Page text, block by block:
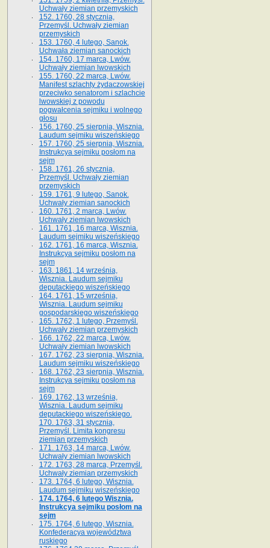
Uchwały ziemian przemyskich
152. 1760, 28 stycznia,
Przemyśl. Uchwały ziemian
przemyskich
153. 1760, 4 lutego, Sanok.
Uchwała ziemian sanockich
154. 1760, 17 marca, Lwów.
Uchwały ziemian lwowskich
155. 1760, 22 marca, Lwów.
Manifest szlachty żydaczowskiej
przeciwko senatorom i szlachcie
lwowskiej z po­wodu
pogwałcenia sejmiku i wolnego
głosu
156. 1760, 25 sierpnia, Wisznia.
Laudum sejmiku wiszeńskiego
157. 1760, 25 sierpnia, Wisznia.
Instrukcya sejmiku posłom na
sejm
158. 1761, 26 stycznia,
Przemyśl. Uchwały ziemian
przemyskich
159. 1761, 9 lutego, Sanok.
Uchwały ziemian sanockich
160. 1761, 2 marca, Lwów.
Uchwały ziemian lwowskich
161. 1761, 16 marca, Wisznia.
Laudum sejmiku wiszeńskiego
162. 1761, 16 marca, Wisznia.
Instrukcya sejmiku posłom na
sejm
163. 1861, 14 września,
Wisznia. Laudum sejmiku
deputackiego wiszeńskiego
164. 1761, 15 września,
Wisznia. Laudum sejmiku
gospodarskiego wiszeńskiego
165. 1762, 1 lutego, Przemyśl.
Uchwały ziemian przemyskich
166. 1762, 22 marca, Lwów.
Uchwały ziemian lwowskich
167. 1762, 23 sierpnia, Wisznia.
Laudum sejmiku wiszeńskiego
168. 1762, 23 sierpnia, Wisznia.
Instrukcya sejmiku posłom na
sejm
169. 1762, 13 września,
Wisznia. Laudum sejmiku
deputackiego wiszeńskiego.
170. 1763, 31 stycznia,
Przemyśl. Limita kongresu
ziemian przemyskich
171. 1763, 14 marca, Lwów.
Uchwały ziemian lwowskich
172. 1763, 28 marca, Przemyśl.
Uchwały ziemian przemyskich
173. 1764, 6 lutego, Wisznia.
Laudum sejmiku wiszeńskiego
174. 1764, 6 lutego Wisznia.
Instrukcya sejmiku posłom na
sejm
175. 1764, 6 lutego, Wisznia.
Konfederacya województwa
ruskiego